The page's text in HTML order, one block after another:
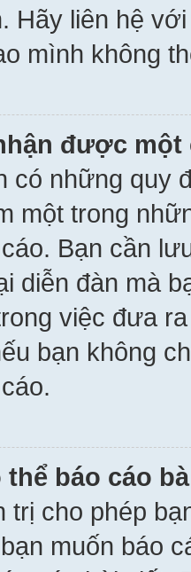
Hãy liên hệ
mình không
được một
có những quy
một trong
Bạn cần
diễn đàn mà
việc đưa
bạn không
thể báo cáo
trị cho phép
muốn báo